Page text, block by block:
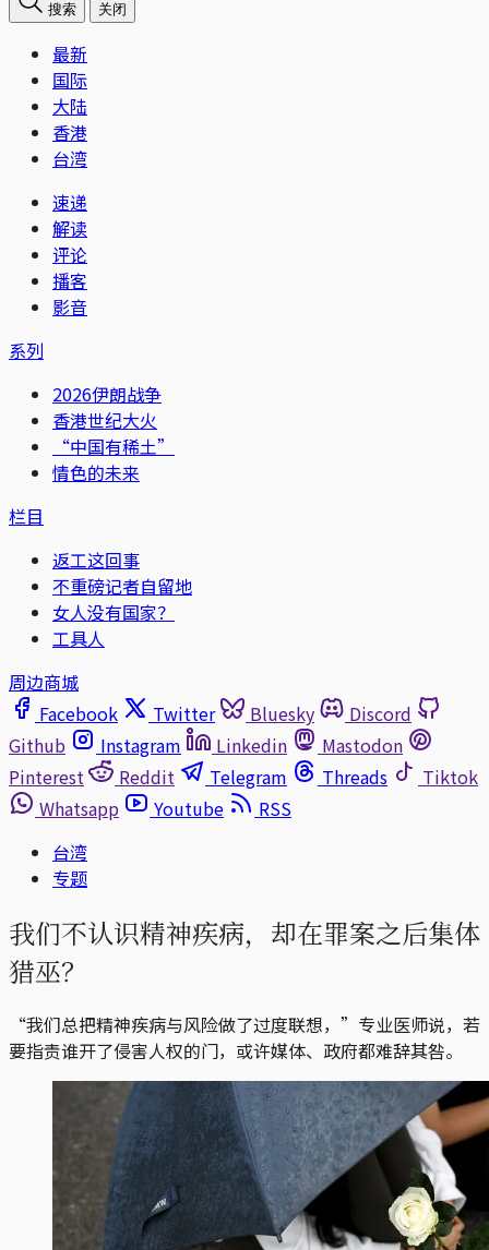
搜索 关闭
最新
国际
大陆
香港
台湾
速递
解读
评论
播客
影音
系列
2026伊朗战争
香港世纪大火
“中国有稀土”
情色的未来
栏目
返工这回事
不重磅记者自留地
女人没有国家？
工具人
周边商城
Facebook
Twitter Bluesky
Discord
Github
Instagram Linkedin
Mastodon
Pinterest
Reddit Telegram Threads
Tiktok
Whatsapp
Youtube
RSS
台湾
专题
我们不认识精神疾病，却在罪案之后集体
猎巫？
“我们总把精神疾病与风险做了过度联想，”专业医师说，若
要指责谁开了侵害人权的门，或许媒体、政府都难辞其咎。